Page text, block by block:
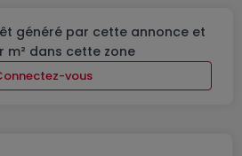
généré par cette annonce et
m² dans cette zone
vous